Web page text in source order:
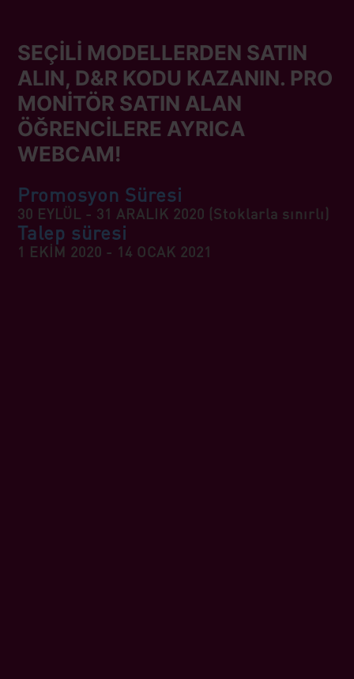
SEÇİLİ MODELLERDEN SATIN
ALIN, D&R KODU KAZANIN. PRO
MONİTÖR SATIN ALAN
ÖĞRENCİLERE AYRICA
WEBCAM!
Promosyon Süresi
30 EYLÜL - 31 ARALIK 2020 (Stoklarla sınırlı)
Talep süresi
1 EKİM 2020 - 14 OCAK 2021